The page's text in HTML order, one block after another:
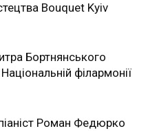
Bouquet Kyiv
Бортнянського
філармонії
Роман Федюрко